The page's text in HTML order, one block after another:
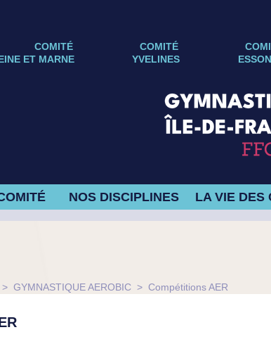
COMITÉ
COMITÉ
YVELINES
ET MARNE
NOS DISCIPLINES LA VIE DES
> GYMNASTIQUE AEROBIC > Compétitions AER